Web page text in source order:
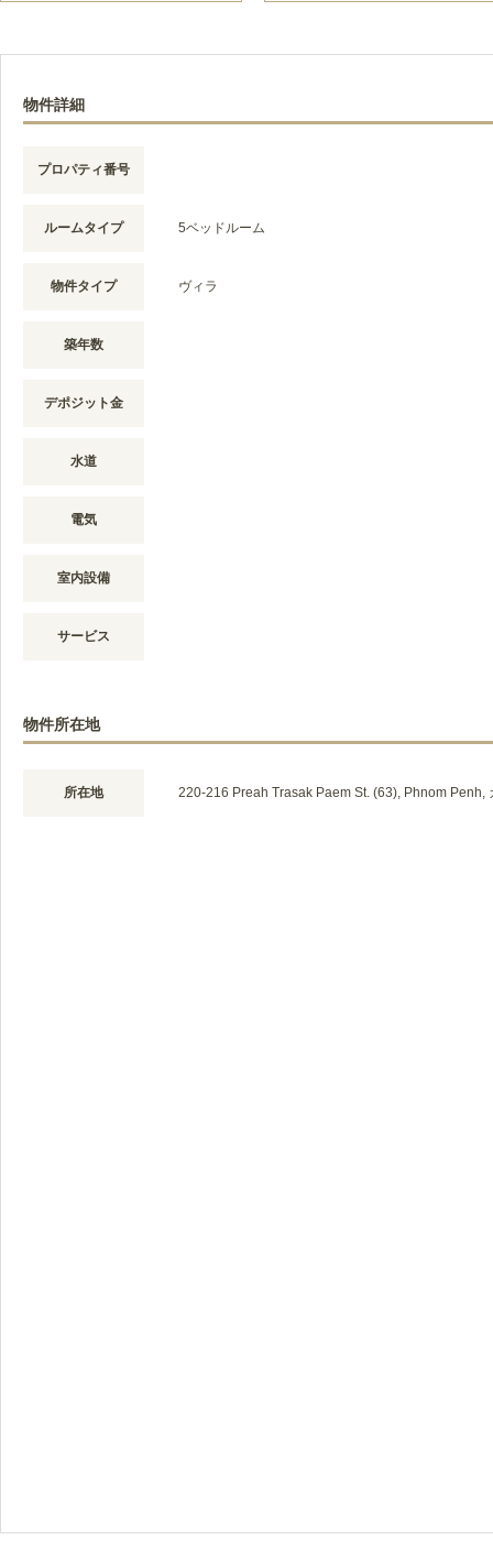
物件詳細
プロパティ番号
ルームタイプ 5ベッドルーム
物件タイプ ヴィラ
築年数
デポジット金
水道
電気
室内設備
サービス
物件所在地
所在地 220-216 Preah Trasak Paem St. (63), Phnom Penh,